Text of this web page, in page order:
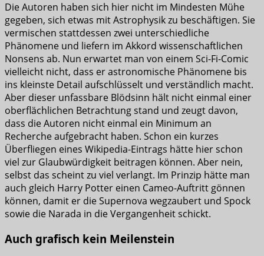
Die Autoren haben sich hier nicht im Mindesten Mühe
gegeben, sich etwas mit Astrophysik zu beschäftigen. Sie
vermischen stattdessen zwei unterschiedliche
Phänomene und liefern im Akkord wissenschaftlichen
Nonsens ab. Nun erwartet man von einem Sci-Fi-Comic
vielleicht nicht, dass er astronomische Phänomene bis
ins kleinste Detail aufschlüsselt und verständlich macht.
Aber dieser unfassbare Blödsinn hält nicht einmal einer
oberflächlichen Betrachtung stand und zeugt davon,
dass die Autoren nicht einmal ein Minimum an
Recherche aufgebracht haben. Schon ein kurzes
Überfliegen eines Wikipedia-Eintrags hätte hier schon
viel zur Glaubwürdigkeit beitragen können. Aber nein,
selbst das scheint zu viel verlangt. Im Prinzip hätte man
auch gleich Harry Potter einen Cameo-Auftritt gönnen
können, damit er die Supernova wegzaubert und Spock
sowie die Narada in die Vergangenheit schickt.
Auch grafisch kein Meilenstein